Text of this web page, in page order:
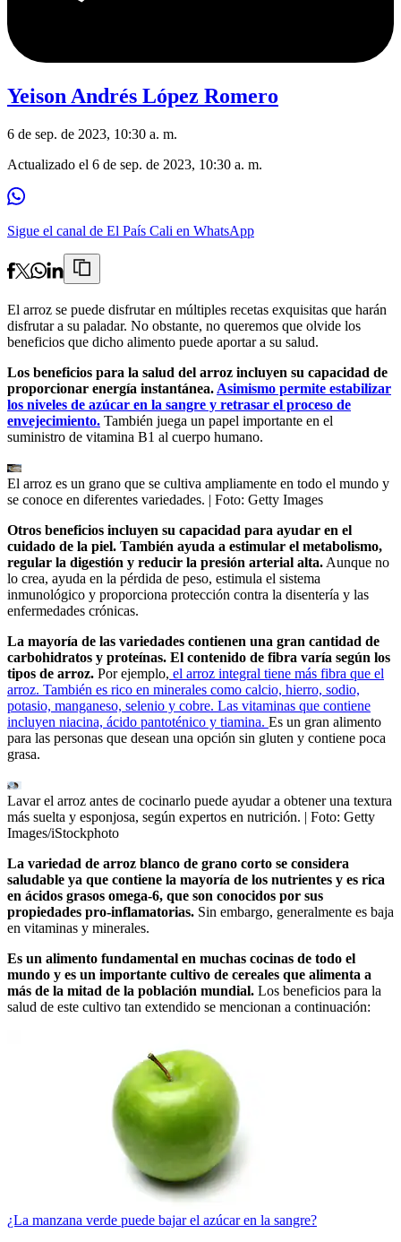
Yeison Andrés López Romero
6 de sep. de 2023, 10:30 a. m.
Actualizado el 6 de sep. de 2023, 10:30 a. m.
Sigue el canal de El País Cali en WhatsApp
El arroz se puede disfrutar en múltiples recetas exquisitas que harán
disfrutar a su paladar. No obstante, no queremos que olvide los
beneficios que dicho alimento puede aportar a su salud.
Los beneficios para la salud del arroz incluyen su capacidad de
proporcionar energía instantánea. Asimismo permite estabilizar
los niveles de azúcar en la sangre y retrasar el proceso de
envejecimiento. También juega un papel importante en el
suministro de vitamina B1 al cuerpo humano.
El arroz es un grano que se cultiva ampliamente en todo el mundo y
se conoce en diferentes variedades. | Foto: Getty Images
Otros beneficios incluyen su capacidad para ayudar en el
cuidado de la piel. También ayuda a estimular el metabolismo,
regular la digestión y reducir la presión arterial alta. Aunque no
lo crea, ayuda en la pérdida de peso, estimula el sistema
inmunológico y proporciona protección contra la disentería y las
enfermedades crónicas.
La mayoría de las variedades contienen una gran cantidad de
carbohidratos y proteínas. El contenido de fibra varía según los
tipos de arroz. Por ejemplo, el arroz integral tiene más fibra que el
arroz. También es rico en minerales como calcio, hierro, sodio,
potasio, manganeso, selenio y cobre. Las vitaminas que contiene
incluyen niacina, ácido pantoténico y tiamina. Es un gran alimento
para las personas que desean una opción sin gluten y contiene poca
grasa.
Lavar el arroz antes de cocinarlo puede ayudar a obtener una textura
más suelta y esponjosa, según expertos en nutrición. | Foto: Getty
Images/iStockphoto
La variedad de arroz blanco de grano corto se considera
saludable ya que contiene la mayoría de los nutrientes y es rica
en ácidos grasos omega-6, que son conocidos por sus
propiedades pro-inflamatorias. Sin embargo, generalmente es baja
en vitaminas y minerales.
Es un alimento fundamental en muchas cocinas de todo el
mundo y es un importante cultivo de cereales que alimenta a
más de la mitad de la población mundial. Los beneficios para la
salud de este cultivo tan extendido se mencionan a continuación:
¿La manzana verde puede bajar el azúcar en la sangre?